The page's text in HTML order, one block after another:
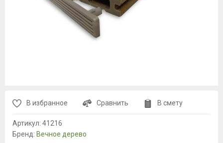
В избранное Сравнить В смету
Артикул: 41216
Бренд: Вечное дерево